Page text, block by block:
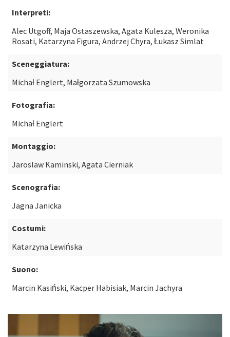
Interpreti:
Alec Utgoff, Maja Ostaszewska, Agata Kulesza, Weronika
Rosati, Katarzyna Figura, Andrzej Chyra, Łukasz Simlat
Sceneggiatura:
Michał Englert, Małgorzata Szumowska
Fotografia:
Michał Englert
Montaggio:
Jaroslaw Kaminski, Agata Cierniak
Scenografia:
Jagna Janicka
Costumi:
Katarzyna Lewińska
Suono:
Marcin Kasiński, Kacper Habisiak, Marcin Jachyra